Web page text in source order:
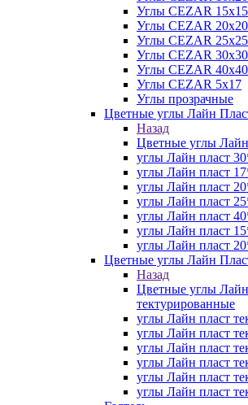
Углы CEZAR 15х15
Углы CEZAR 20х20
Углы CEZAR 25х25
Углы CEZAR 30х30
Углы CEZAR 40х40
Углы CEZAR 5х17
Углы прозрачные
Цветные углы Лайн
Назад
Цветные углы
углы Лайн пласт
углы Лайн пласт
углы Лайн пласт
углы Лайн пласт
углы Лайн пласт
углы Лайн пласт
углы Лайн пласт
Цветные углы Лайн
Назад
Цветные углы
тектурированные
углы Лайн пласт
углы Лайн пласт
углы Лайн пласт
углы Лайн пласт
углы Лайн пласт
углы Лайн пласт